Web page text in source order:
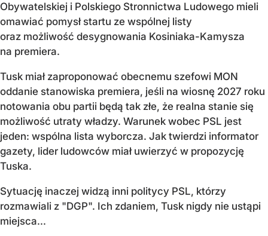
Obywatelskiej i Polskiego Stronnictwa Ludowego mieli
omawiać pomysł startu ze wspólnej listy
oraz możliwość desygnowania Kosiniaka-Kamysza
na premiera.
Tusk miał zaproponować obecnemu szefowi MON
oddanie stanowiska premiera, jeśli na wiosnę 2027 roku
notowania obu partii będą tak złe, że realna stanie się
możliwość utraty władzy. Warunek wobec PSL jest
jeden: wspólna lista wyborcza. Jak twierdzi informator
gazety, lider ludowców miał uwierzyć w propozycję
Tuska.
Sytuację inaczej widzą inni politycy PSL, którzy
rozmawiali z "DGP". Ich zdaniem, Tusk nigdy nie ustąpi
miejsca...